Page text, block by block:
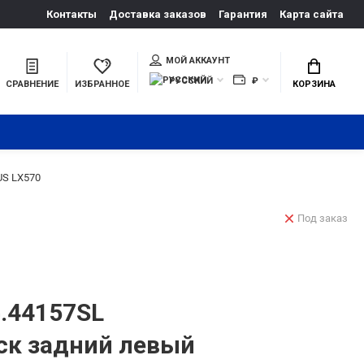
Контакты Доставка заказов Гарантия Карта сайта
СРАВНЕНИЕ ИЗБРАННОЕ
МОЙ АККАУНТ
РУССКИЙ
₽ КОРЗИНА
LX570
задний левый
Под заказ